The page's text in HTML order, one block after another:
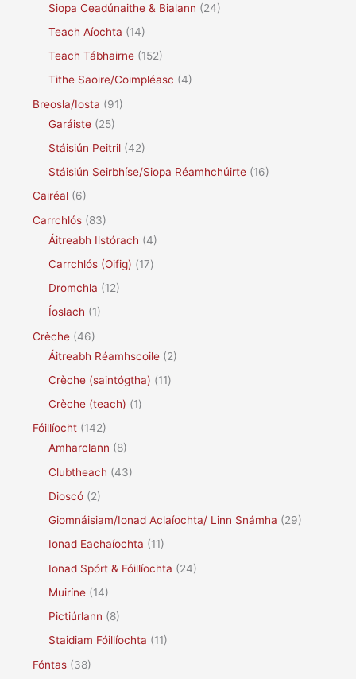
Siopa Ceadúnaithe & Bialann (24)
Teach Aíochta (14)
Teach Tábhairne (152)
Tithe Saoire/Coimpléasc (4)
Breosla/Iosta (91)
Garáiste (25)
Stáisiún Peitril (42)
Stáisiún Seirbhíse/Siopa Réamhchúirte (16)
Cairéal (6)
Carrchlós (83)
Áitreabh Ilstórach (4)
Carrchlós (Oifig) (17)
Dromchla (12)
Íoslach (1)
Crèche (46)
Áitreabh Réamhscoile (2)
Crèche (saintógtha) (11)
Crèche (teach) (1)
Fóillíocht (142)
Amharclann (8)
Clubtheach (43)
Dioscó (2)
Giomnáisiam/Ionad Aclaíochta/ Linn Snámha (29)
Ionad Eachaíochta (11)
Ionad Spórt & Fóillíochta (24)
Muiríne (14)
Pictiúrlann (8)
Staidiam Fóillíochta (11)
Fóntas (38)